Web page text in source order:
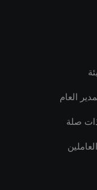
العام
صلة